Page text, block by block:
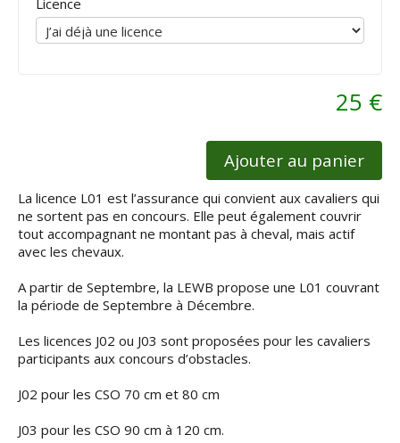
Licence
25 €
Ajouter au panier
La licence L01 est l’assurance qui convient aux cavaliers qui
ne sortent pas en concours. Elle peut également couvrir
tout accompagnant ne montant pas à cheval, mais actif
avec les chevaux.
A partir de Septembre, la LEWB propose une L01 couvrant
la période de Septembre à Décembre.
Les licences J02 ou J03 sont proposées pour les cavaliers
participants aux concours d’obstacles.
J02 pour les CSO 70 cm et 80 cm
J03 pour les CSO 90 cm à 120 cm.